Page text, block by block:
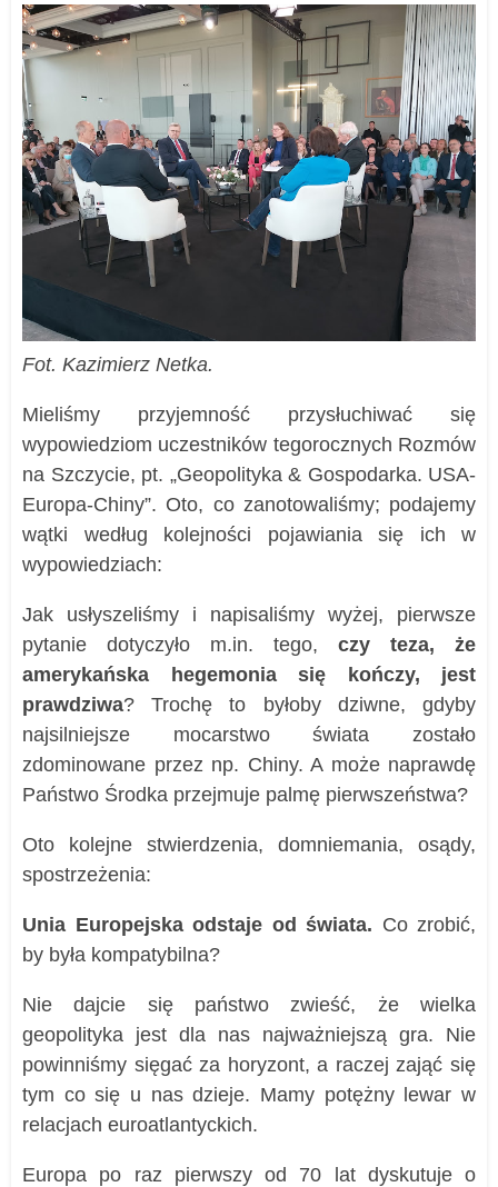
Fot. Kazimierz Netka.
Mieliśmy przyjemność przysłuchiwać się
wypowiedziom uczestników tegorocznych Rozmów
na Szczycie, pt. „Geopolityka & Gospodarka. USA-
Europa-Chiny”. Oto, co zanotowaliśmy; podajemy
wątki według kolejności pojawiania się ich w
wypowiedziach:
Jak usłyszeliśmy i napisaliśmy wyżej, pierwsze
pytanie dotyczyło m.in. tego, czy teza, że
amerykańska hegemonia się kończy, jest
prawdziwa? Trochę to byłoby dziwne, gdyby
najsilniejsze mocarstwo świata zostało
zdominowane przez np. Chiny. A może naprawdę
Państwo Środka przejmuje palmę pierwszeństwa?
Oto kolejne stwierdzenia, domniemania, osądy,
spostrzeżenia:
Unia Europejska odstaje od świata. Co zrobić,
by była kompatybilna?
Nie dajcie się państwo zwieść, że wielka
geopolityka jest dla nas najważniejszą gra. Nie
powinniśmy sięgać za horyzont, a raczej zająć się
tym co się u nas dzieje. Mamy potężny lewar w
relacjach euroatlantyckich.
Europa po raz pierwszy od 70 lat dyskutuje o